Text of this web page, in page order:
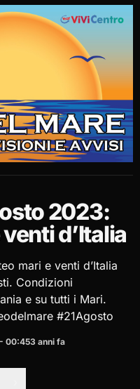
2023:
d’Italia
mari e venti d’Italia
Condizioni
e su tutti i Mari.
#21Agosto
00:453 anni fa